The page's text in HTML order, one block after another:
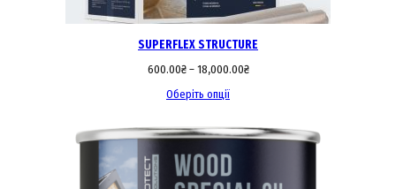
SUPERFLEX STRUCTURE
600.00₴–18,000.00₴
Оберіть опції